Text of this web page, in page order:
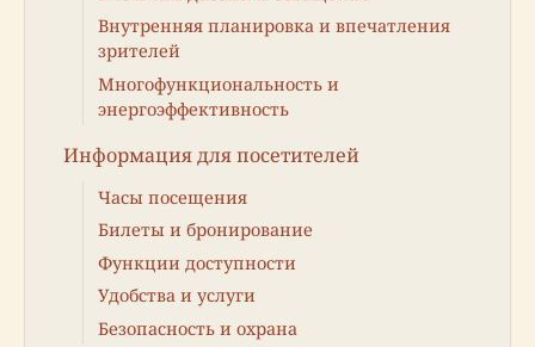
Внутренняя планировка и впечатления
зрителей
Многофункциональность и
энергоэффективность
Информация для посетителей
Часы посещения
Билеты и бронирование
Функции доступности
Удобства и услуги
Безопасность и охрана